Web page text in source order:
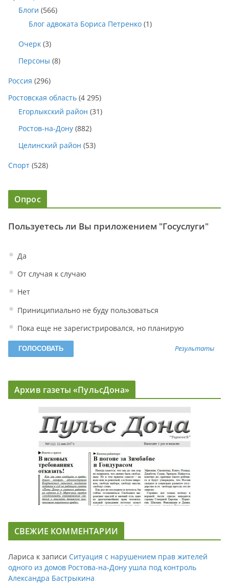
Блоги (566)
Блог адвоката Бориса Петренко (1)
Очерк (3)
Персоны (8)
Россия (296)
Ростовская область (4 295)
Егорлыкский район (31)
Ростов-на-Дону (882)
Целинский район (53)
Спорт (528)
Опрос
Пользуетесь ли Вы приложением "Госуслуги"
Да
От случая к случаю
Нет
Приниципиально не буду пользоваться
Пока еще не зарегистрировался, но планирую
Результаты
Архив газеты «ПульсДона»
СВЕЖИЕ КОММЕНТАРИИ
Лариса к записи Ситуация с нарушением прав жителей
одного из домов Ростова-на-Дону ушла под контроль
Александра Бастрыкина